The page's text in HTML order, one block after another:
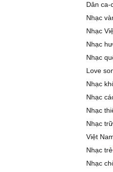
Dân ca-
Nhạc
Nhạc
Nhạc
Nhạc
Love
Nhạc
Nhạc
Nhạc
Nhạc
Việt
Nhạc trẻ
Nhạc